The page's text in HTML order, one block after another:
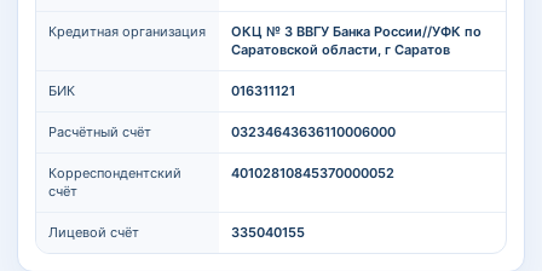
Кредитная организация
ОКЦ № 3 ВВГУ Банка России//УФК по
Саратовской области, г Саратов
БИК 016311121
Расчётный счёт 03234643636110006000
Корреспондентский
счёт
40102810845370000052
Лицевой счёт 335040155